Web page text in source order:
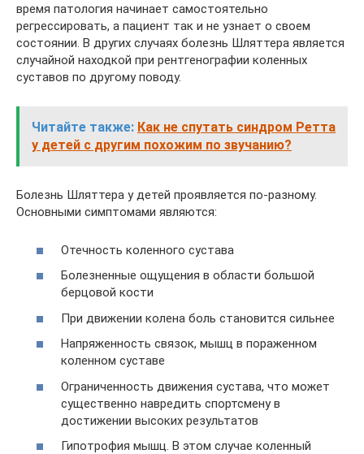
время патология начинает самостоятельно
регрессировать, а пациент так и не узнает о своем
состоянии. В других случаях болезнь Шляттера является
случайной находкой при рентгенографии коленных
суставов по другому поводу.
Читайте также: Как не спутать синдром Ретта
у детей с другим похожим по звучанию?
Болезнь Шляттера у детей проявляется по-разному.
Основными симптомами являются:
Отечность коленного сустава
Болезненные ощущения в области большой
берцовой кости
При движении колена боль становится сильнее
Напряженность связок, мышц в пораженном
коленном суставе
Ограниченность движения сустава, что может
существенно навредить спортсмену в
достижении высоких результатов
Гипотрофия мышц. В этом случае коленный